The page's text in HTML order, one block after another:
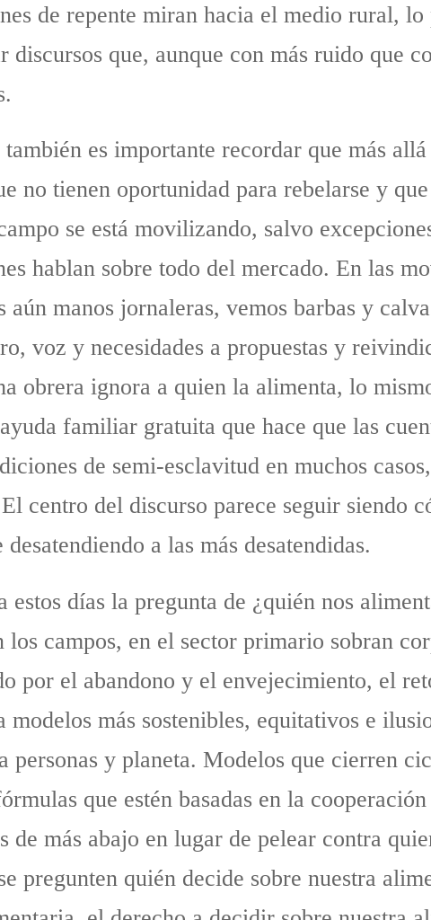
de repente miran hacia el medio rural,
discursos que, aunque con más ruido que
es importante recordar que más
no tienen oportunidad para rebelarse y
se está movilizando, salvo
hablan sobre todo del mercado. En las
aún manos jornaleras, vemos barbas y
voz y necesidades a propuestas y
obrera ignora a quien la alimenta, lo
familiar gratuita que hace que las
de semi-esclavitud en muchos
centro del discurso parece seguir siendo
a las más desatendidas.
estos días la pregunta de ¿quién nos
los campos, en el sector primario sobran
por el abandono y el envejecimiento, el
modelos más sostenibles, equitativos e
personas y planeta. Modelos que cierren
que estén basadas en la
de más abajo en lugar de pelear contra
pregunten quién decide sobre nuestra